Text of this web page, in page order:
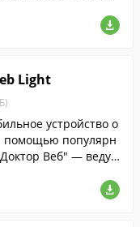
Light
устройство о
помощью популярн
Веб" — веду